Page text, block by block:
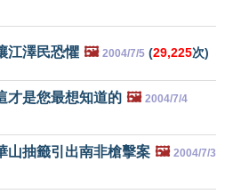
江澤民恐懼 🖼️ 2004/7/5 (29,225次)
才是您最想知道的 🖼️ 2004/7/4
山抽籤引出南非槍擊案 🖼️ 2004/7/3